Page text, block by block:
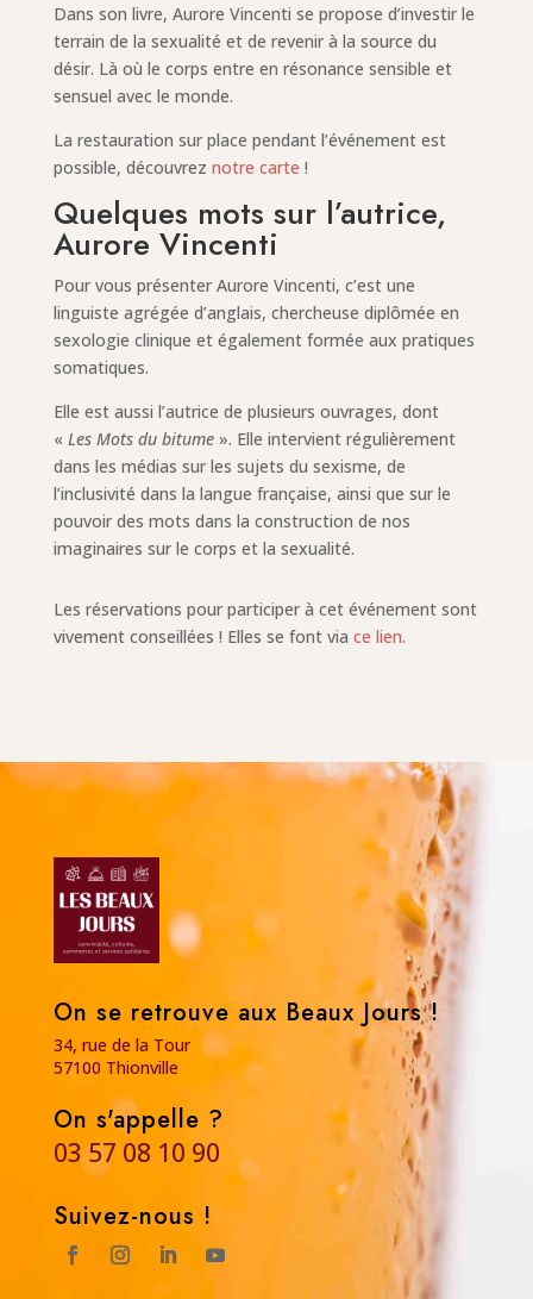
Dans son livre, Aurore Vincenti se propose d’investir le
terrain de la sexualité et de revenir à la source du
désir. Là où le corps entre en résonance sensible et
sensuel avec le monde.
La restauration sur place pendant l’événement est
possible, découvrez notre carte !
Quelques mots sur l’autrice,
Aurore Vincenti
Pour vous présenter Aurore Vincenti, c’est une
linguiste agrégée d’anglais, chercheuse diplômée en
sexologie clinique et également formée aux pratiques
somatiques.
Elle est aussi l’autrice de plusieurs ouvrages, dont
« Les Mots du bitume». Elle intervient régulièrement
dans les médias sur les sujets du sexisme, de
l’inclusivité dans la langue française, ainsi que sur le
pouvoir des mots dans la construction de nos
imaginaires sur le corps et la sexualité.
Les réservations pour participer à cet événement sont
vivement conseillées ! Elles se font via ce lien.
On se retrouve aux Beaux Jours !
34, rue de la Tour
57100 Thionville
On s'appelle ?
03 57 08 10 90
Suivez-nous !